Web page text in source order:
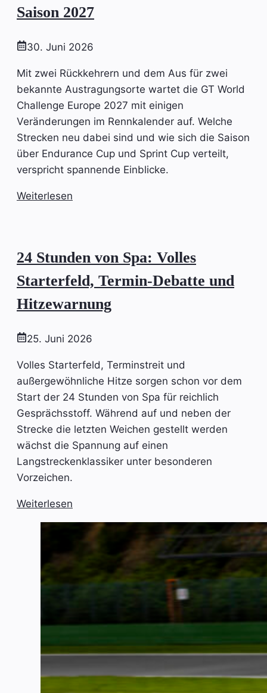
Saison 2027
30. Juni 2026
Mit zwei Rückkehrern und dem Aus für zwei
bekannte Austragungsorte wartet die GT World
Challenge Europe 2027 mit einigen
Veränderungen im Rennkalender auf. Welche
Strecken neu dabei sind und wie sich die Saison
über Endurance Cup und Sprint Cup verteilt,
verspricht spannende Einblicke.
Weiterlesen
24 Stunden von Spa: Volles
Starterfeld, Termin-Debatte und
Hitzewarnung
25. Juni 2026
Volles Starterfeld, Terminstreit und
außergewöhnliche Hitze sorgen schon vor dem
Start der 24 Stunden von Spa für reichlich
Gesprächsstoff. Während auf und neben der
Strecke die letzten Weichen gestellt werden
wächst die Spannung auf einen
Langstreckenklassiker unter besonderen
Vorzeichen.
Weiterlesen